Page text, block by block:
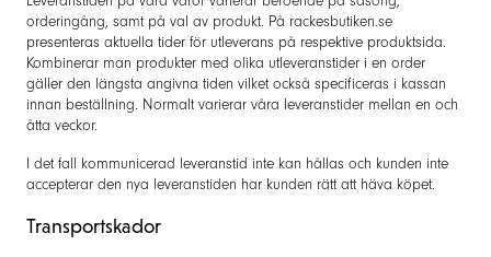
orderingång, samt på val av produkt. På rackesbutiken.se
presenteras aktuella tider för utleverans på respektive produktsida.
Kombinerar man produkter med olika utleveranstider i en order
gäller den längsta angivna tiden vilket också specificeras i kassan
innan beställning. Normalt varierar våra leveranstider mellan en och
åtta veckor.
I det fall kommunicerad leveranstid inte kan hållas och kunden inte
accepterar den nya leveranstiden har kunden rätt att häva köpet.
Transportskador